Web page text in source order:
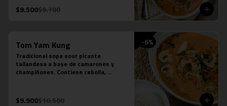
de tocino, cilantro, repollo cocido,
cebolla morada, fideos de huevo y
$9.500$9.700
-6%
Tom Yam Kung
Tradicional sopa sour picante
tailandesa a base de camarones y
champiñones. Contiene cebolla,
$9.900$10.500